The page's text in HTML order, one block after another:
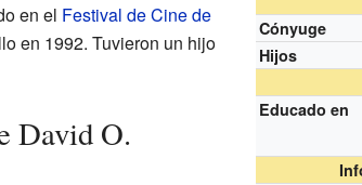
Cónyuge
Hijos
Educado en
en el Festival de Cine de
en 1992. Tuvieron un hijo
David O.